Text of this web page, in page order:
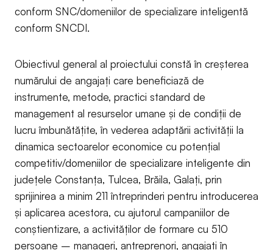
conform SNC/domeniilor de specializare inteligentă
conform SNCDI.
Obiectivul general al proiectului constă în creșterea
numărului de angajați care beneficiază de
instrumente, metode, practici standard de
management al resurselor umane și de condiții de
lucru îmbunătățite, în vederea adaptării activității la
dinamica sectoarelor economice cu potențial
competitiv/domeniilor de specializare inteligente din
județele Constanța, Tulcea, Brăila, Galați, prin
sprijinirea a minim 211 întreprinderi pentru introducerea
și aplicarea acestora, cu ajutorul campaniilor de
conștientizare, a activităților de formare cu 510
persoane – manageri, antreprenori, angajați în